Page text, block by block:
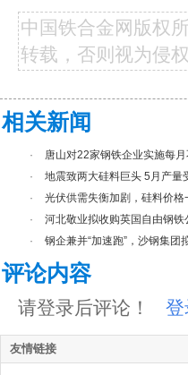
中国铁合金网版权
转载，否则视为侵
相关新闻
·
唐山对22家钢铁企业实施每
·
地震致两大硅料巨头 5月产量
·
光伏供需失衡加剧，硅料价格
·
河北敬业拟收购英国自由钢铁
·
钢企兼并“加速跑”，沙钢集团
评论内容
请登录后评论！ 登
友情链接